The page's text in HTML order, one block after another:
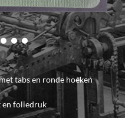
tabs en ronde hoeken
en foliedruk